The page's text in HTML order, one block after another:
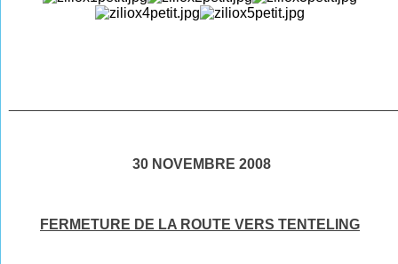
30 NOVEMBRE 2008
FERMETURE DE LA ROUTE VERS TENTELING